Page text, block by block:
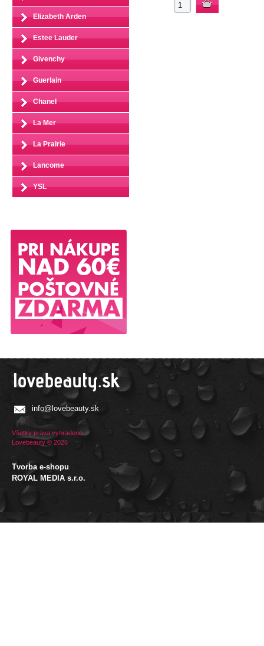
Elizabeth Arden
Estee Lauder
Givenchy
Guerlain
Chanel
La Mer
La Prairie
Lancome
YSL
info@lovebeauty.sk
Všetky práva vyhradené.
Lovebeauty © 2026
Tvorba e-shopu:
ROYAL MEDIA s.r.o.